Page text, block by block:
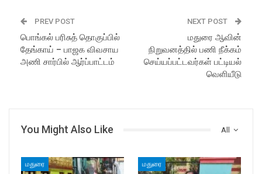
PREV POST
பொங்கல் பரிசுத் தொகுப்பில்
தேங்காய் – பாஜக விவசாய
அணி சார்பில் ஆர்ப்பாட்டம்
NEXT POST
மதுரை ஆவின்
நிறுவனத்தில் பணி நீக்கம்
செய்யப்பட்டவர்கள் பட்டியல்
வெளியீடு
All
You Might Also Like
மதுரை மதுரை